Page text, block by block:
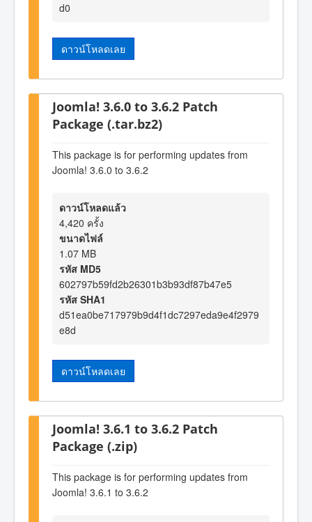
d0
ดาวน์โหลดเลย
Joomla! 3.6.0 to 3.6.2 Patch
Package (.tar.bz2)
This package is for performing updates from
Joomla! 3.6.0 to 3.6.2
ดาวน์โหลดแล้ว
4,420 ครั้ง
ขนาดไฟล์
1.07 MB
รหัส MD5
602797b59fd2b26301b3b93df87b47e5
รหัส SHA1
d51ea0be717979b9d4f1dc7297eda9e4f2979
e8d
ดาวน์โหลดเลย
Joomla! 3.6.1 to 3.6.2 Patch
Package (.zip)
This package is for performing updates from
Joomla! 3.6.1 to 3.6.2